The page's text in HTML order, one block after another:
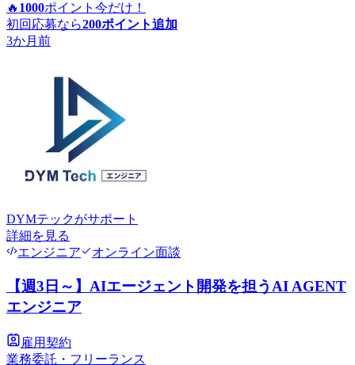
🔥 1000ポイント 今だけ！
初回応募なら200ポイント追加
3か月前
DYMテックがサポート
詳細を見る
エンジニア
オンライン面談
【週3日～】AIエージェント開発を担うAI AGENT
エンジニア
雇用契約
業務委託・フリーランス